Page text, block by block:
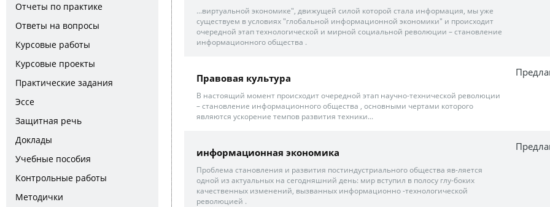
Отчеты по практике
Ответы на вопросы
Курсовые работы
Курсовые проекты
Практические задания
Эссе
Защитная речь
Доклады
Учебные пособия
Контрольные работы
Методички
...виртуальной экономике", движущей силой которой стала информация, мы уже
существуем в условиях "глобальной информационной экономики" и происходит
очередной этап технологической и мирной социальной революции – становление
информационного общества .
Правовая культура
В настоящий момент происходит очередной этап научно-технической революции
– становление информационного общества , основными чертами которого
являются ускорение темпов развития техники...
информационная экономика
Проблема становления и развития постиндустриального общества яв-ляется
одной из актуальных на сегодняшний день: мир вступил в полосу глу-боких
качественных изменений, вызванных информационно -технологической
революцией .